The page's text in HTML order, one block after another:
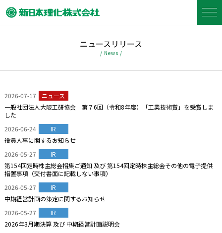
ニュースリリース
/ News /
2026-07-17
ニュース
一般社団法人大阪工研協会 第７6回（令和8年度）「工業技術賞」を受賞しま
した
2026-06-24
IR
役員人事に関するお知らせ
2026-05-27
IR
第154回定時株主総会招集ご通知 及び 第154回定時株主総会その他の電子提供
措置事項（交付書面に記載しない事項）
2026-05-27
IR
中期経営計画の策定に関するお知らせ
2026-05-27
IR
2026年3月期決算 及び 中期経営計画説明会